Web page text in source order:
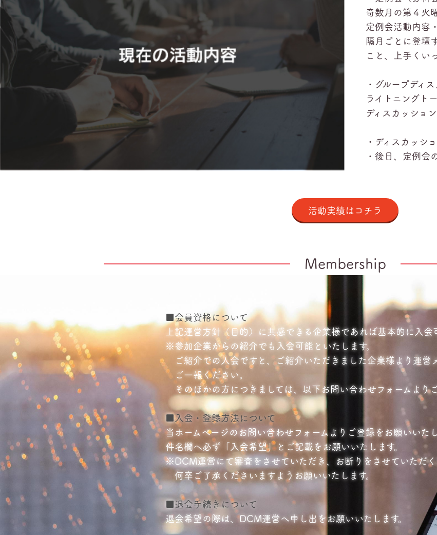
奇数月の第４火
定例会活動内容
隔月ごとに登壇
こと、上手くい
・グループディ
ライトニングト
ディスカッショ
・ディスカッシ
・後日、定例会
活動実績はコチラ
Membership
■会員資格について
上記運営方針（目的）に共感できる企業様であれば基本的に入会
※参加企業からの紹介でも入会可能といたします。
ご紹介での入会ですと、ご紹介いただきました企業様より運営
ご一報ください。
そのほかの方につきましては、以下お問い合わせフォームより
■入会・登録方法について
当ホームページのお問い合わせフォームよりご登録をお願いいたし
件名欄へ必ず「入会希望」とご記載をお願いいたします。
※DCM運営にて審査をさせていただき、お断りをさせていただく
何卒ご了承くださいますようお願いいたします。
■退会手続きについて
退会希望の際は、DCM運営へ申し出をお願いいたします。